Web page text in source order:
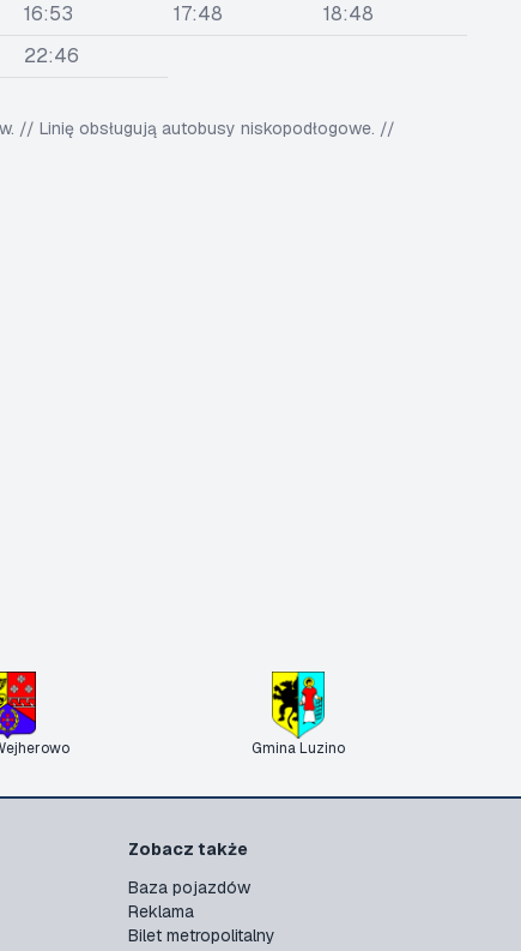
16:53 17:48
18:48
22:46
// Linię obsługują autobusy niskopodłogowe. //
Gmina Luzino
Zobacz także
Baza pojazdów
Reklama
Bilet metropolitalny